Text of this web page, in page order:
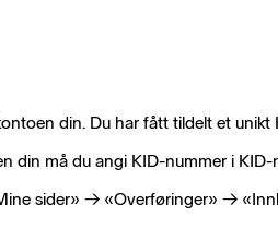
din. Du har fått tildelt et
din må du angi KID-nummer i KID-
sider» → «Overføringer» →